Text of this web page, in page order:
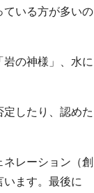
ている方が多いの
の神様」、水に
したり、認めた
レーション（創
ます。最後に